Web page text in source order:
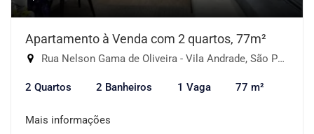
Apartamento à Venda com 2 quartos, 77m²
Rua Nelson Gama de Oliveira - Vila Andrade, São Paulo-SP
2 Quartos 2 Banheiros 1 Vaga 77 m²
Mais informações